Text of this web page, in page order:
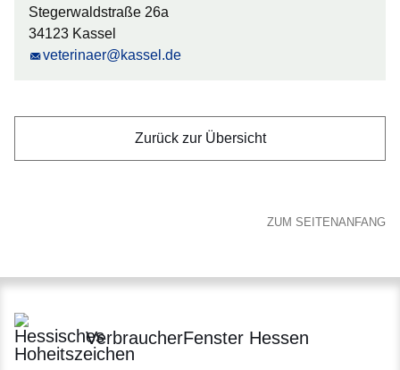
Stegerwaldstraße 26a
34123 Kassel
veterinaer@kassel.de
Zurück zur Übersicht
ZUM SEITENANFANG
VerbraucherFenster Hessen